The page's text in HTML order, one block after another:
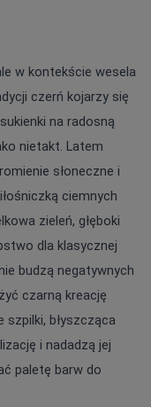
w kontekście wesela
czerń kojarzy się
na radosną
nietakt. Latem
słoneczne i
ciemnych
zieleń, głęboki
dla klasycznej
budzą negatywnych
czarną kreację
szpilki, błyszcząca
i nadadzą jej
paletę barw do